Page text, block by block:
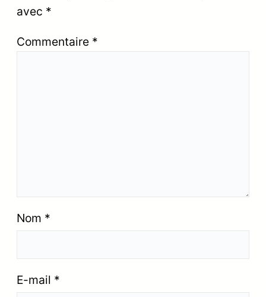
avec *
Commentaire *
Nom *
E-mail *